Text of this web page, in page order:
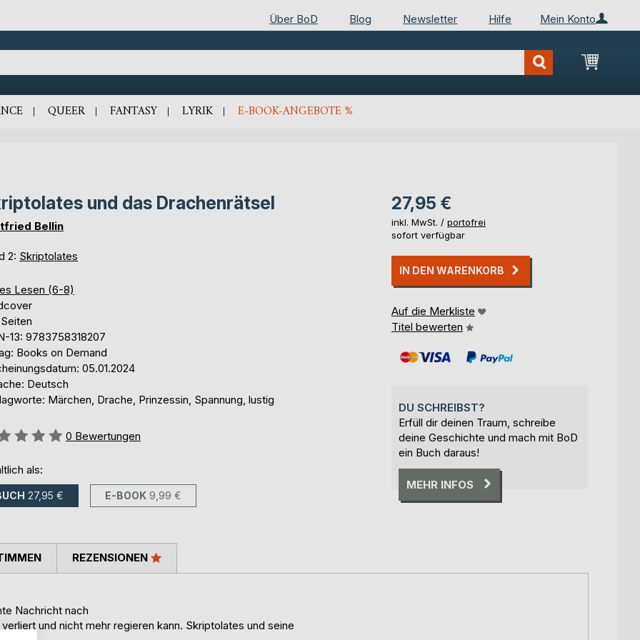
Mein Konto
Über BoD Blog Newsletter Hilfe
Mein
QUEER FANTASY LYRIK E-BOOK-ANGEBOTE %
und das Drachenrätsel
Bellin
2: Skriptolates
Lesen (6-8)
13: 9783758318207
Books on Demand
05.01.2024
Deutsch
Märchen, Drache, Prinzessin, Spannung, lustig
0 Bewertungen
als:
27,95 € E-BOOK 9,99 €
27,95 €
inkl. MwSt. / portofrei
sofort verfügbar
IN DEN WARENKORB
Auf die Merkliste
Titel bewerten
DU SCHREIBST?
Erfüll dir deinen Traum, schreibe
deine Geschichte und mach mit BoD
ein Buch daraus!
MEHR INFOS
Nachricht nach
und nicht mehr regieren kann. Skriptolates und seine
REZENSIONEN